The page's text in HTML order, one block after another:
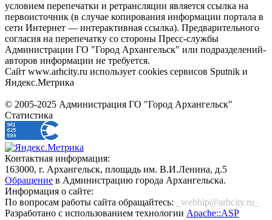
условием перепечатки и ретрансляции является ссылка на
первоисточник (в случае копирования информации портала в
сети Интернет — интерактивная ссылка). Предварительного
согласия на перепечатку со стороны Пресс-службы
Администрации ГО "Город Архангельск" или подразделений-
авторов информации не требуется.
Сайт www.arhcity.ru использует cookies сервисов Sputnik и
Яндекс.Метрика
© 2005-2025 Администрация ГО "Город Архангельск"
Статистика
Контактная информация:
163000, г. Архангельск, площадь им. В.И.Ленина, д.5
Обращение в Администрацию города Архангельска.
Информация о сайте:
По вопросам работы сайта обращайтесь:
_webhlp@arhcity.ru_
Разработано с использованием технологии Apache::ASP